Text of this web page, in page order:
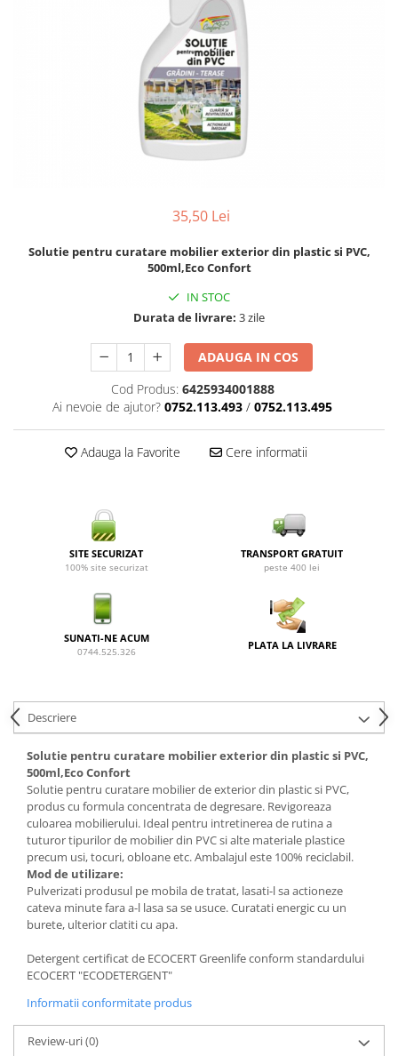
35,50 Lei
Solutie pentru curatare mobilier exterior din plastic si PVC,
500ml,Eco Confort
IN STOC
Durata de livrare: 3 zile
ADAUGA IN COS
Cod Produs: 6425934001888
Ai nevoie de ajutor? 0752.113.493 / 0752.113.495
Adauga la Favorite Cere informatii
SITE SECURIZAT
100% site securizat
TRANSPORT GRATUIT
peste 400 lei
SUNATI-NE ACUM
0744.525.326
PLATA LA LIVRARE
Descriere
Solutie pentru curatare mobilier exterior din plastic si PVC,
500ml,Eco Confort
Solutie pentru curatare mobilier de exterior din plastic si PVC,
produs cu formula concentrata de degresare. Revigoreaza
culoarea mobilierului. Ideal pentru intretinerea de rutina a
tuturor tipurilor de mobilier din PVC si alte materiale plastice
precum usi, tocuri, obloane etc. Ambalajul este 100% reciclabil.
Mod de utilizare:
Pulverizati produsul pe mobila de tratat, lasati-l sa actioneze
cateva minute fara a-l lasa sa se usuce. Curatati energic cu un
burete, ulterior clatiti cu apa.
Detergent certificat de ECOCERT Greenlife conform standardului
ECOCERT "ECODETERGENT"
Informatii conformitate produs
Review-uri(0)